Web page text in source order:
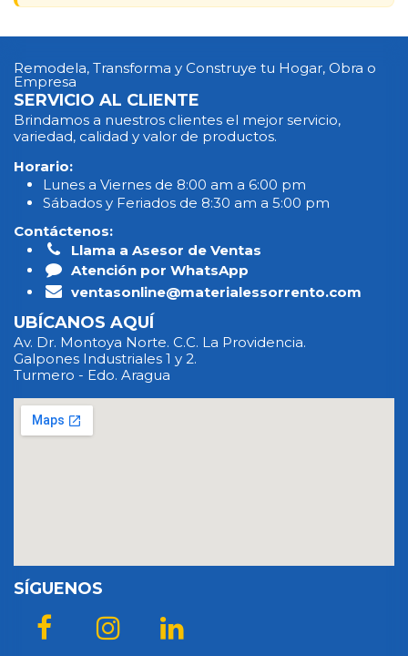
Remodela, Transforma y Construye tu Hogar, Obra o
Empresa
SERVICIO AL CLIENTE
Brindamos a nuestros clientes el mejor servicio,
variedad, calidad y valor de productos.
Horario:
Lunes a Viernes de 8:00 am a 6:00 pm
Sábados y Feriados de 8:30 am a 5:00 pm
Contáctenos:
Llama a Asesor de Ventas
Atención por WhatsApp
ventasonline@materialessorrento.com
UBÍCANOS AQUÍ
Av. Dr. Montoya Norte. C.C. La Providencia.
Galpones Industriales 1 y 2.
Turmero - Edo. Aragua
SÍGUENOS